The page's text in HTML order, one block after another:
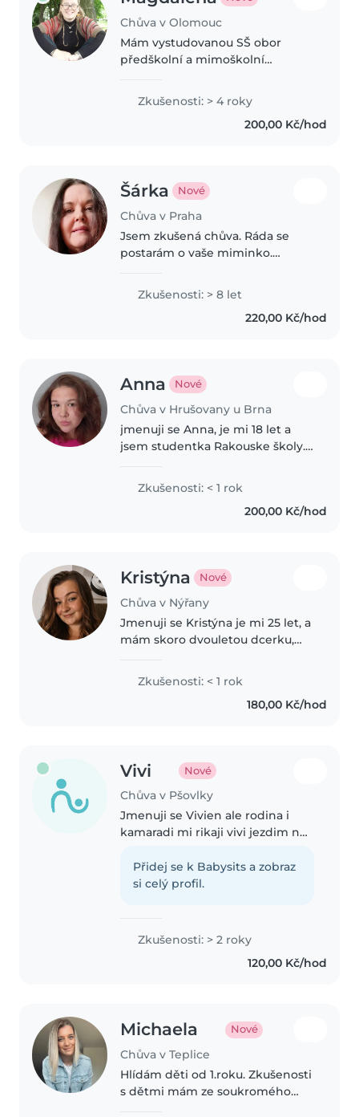
Chůva v Olomouc
Mám vystudovanou SŠ obor
předškolní a mimoškolní
chytám nastoupit na intenzivní
studium angličtiny, momentálně
mám úroveň anglického jazyka
Zkušenosti: > 4 roky
200,00 Kč/hod
Šárka Nové
Chůva v Praha
Jsem zkušená chůva. Ráda se
postarám o vaše miminko.
procházku, nakrmím, přebalím,
ale hlavně víte, že je v bezpečí! A
to je hlavní. Jsem z centra,
Zkušenosti: > 8 let
220,00 Kč/hod
Anna Nové
Chůva v Hrušovany u Brna
jmenuji se Anna, je mi 18 let a
jsem studentka Rakouske školy.
rodině a mám zkušenosti s
hlidanim deti jakehokoliv věku.
Umim hrat na kytaru, rada
Zkušenosti: < 1 rok
200,00 Kč/hod
Kristýna Nové
Chůva v Nýřany
Jmenuji se Kristýna je mi 25 let, a
mám skoro dvouletou dcerku,
trávím čas se svoji dcerou.
Zkušenosti: < 1 rok
180,00 Kč/hod
Vivi Nové
Chůva v Pšovlky
Jmenuji se Vivien ale rodina i
kamaradi mi rikaji vivi jezdim na
bratry mladsiho a starsiho a ziju s
tatou rodice jsou rozvedeni Mam
Přidej se k Babysits a zobraz
si celý profil.
Zkušenosti: > 2 roky
120,00 Kč/hod
Michaela Nové
Chůva v Teplice
Hlídám děti od 1.roku. Zkušenosti
s dětmi mám ze soukromého